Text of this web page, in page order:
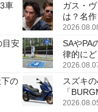
車
ガス・
は？名
デジタル
目安
SAやPA
律的に
の
スズキ
「
更し、8